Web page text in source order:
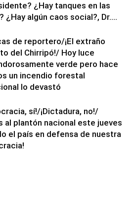
¿Hay tanques en las
¿Hay algún caos social?, Dr....
de reportero/¡El extraño
del Chirripó!/ Hoy luce
verde pero hace
un incendio forestal
lo devastó
sí!/¡Dictadura, no!/
al plantón nacional este jueves
el país en defensa de nuestra